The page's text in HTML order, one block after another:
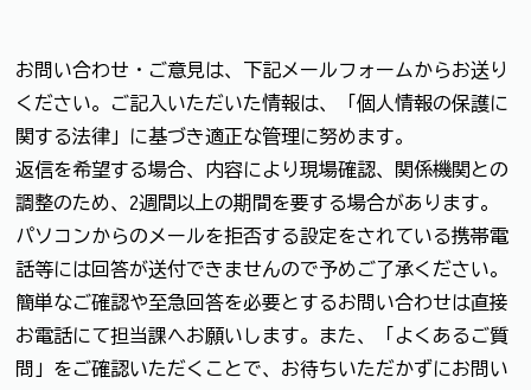
お問い合わせ・ご意見は、下記メールフォームからお送り
ください。ご記入いただいた情報は、「個人情報の保護に
関する法律」に基づき適正な管理に努めます。
返信を希望する場合、内容により現場確認、関係機関との
調整のため、2週間以上の期間を要する場合があります。
パソコンからのメールを拒否する設定をされている携帯電
話等には回答が送付できませんので予めご了承ください。
簡単なご確認や至急回答を必要とするお問い合わせは直接
お電話にて担当課へお願いします。また、「よくあるご質
問」をご確認いただくことで、お待ちいただかずにお問い